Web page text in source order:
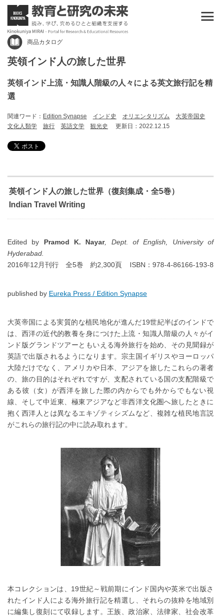
商品カタログ
英領インド人の旅した世界
英領インド上流・知識人階級の人々による英文旅行記を精
選
関連ワード： Edition Synapse インド史 オリエンタリズム
大英帝国史
文化人類学
旅行 英語文学 観光史 更新日：2022.12.15
英領インド人の旅した世界（復刻集成・全5巻）
Indian Travel Writing
Edited by Pramod K. Nayar, Dept. of English, University of
Hyderabad.
2016年12月刊行 全5巻 約2,300頁 ISBN：978-4-86166-193-8
published by Eureka Press / Edition Synapse
大英帝国による実質的な植民地化が進んだ19世紀半ばのインドで
は、西洋の近代的教養を身につけた上流・知識人階級の人々がイ
ンド版グランドツアーともいえる海外旅行を始め、その見聞録が
英語で出版されるようになります。宗主国イギリスやヨーロッパ
大陸だけでなく、アメリカや日本、アジアを旅したこれらの著者
の、旅の目的はそれぞれですが、支配されている国の支配階級で
ある彼（女）が西洋を旅した際の内からでも外からでもない視
線、そして中近東、極東アジアなど非西洋文化圏へ旅したときに
抱く西洋人とは異なるエキゾティシズムなど、複雑な植民地言説
がこれらの旅行記の中に読み取れます。
本コレクションは、19世紀～戦前期にインド国内や英米で出版さ
れたインド人による海外旅行記を精選し、それらの抜粋を地域別
に編集し復刻にて収録します。王族、政治家、法律家、社会改革